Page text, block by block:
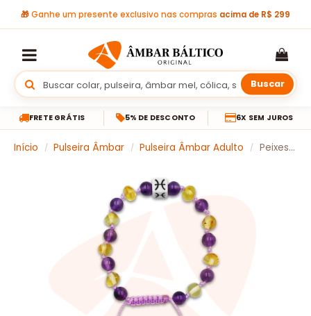
🎁Ganhe um presente exclusivo nas compras acima de R$ 299
Buscar
FRETE GRÁTIS 5% DE DESCONTO 6X SEM JUROS
Início / Pulseira Âmbar / Pulseira Âmbar Adulto / Peixes – Shambala âmbar mel e ametista ajustável